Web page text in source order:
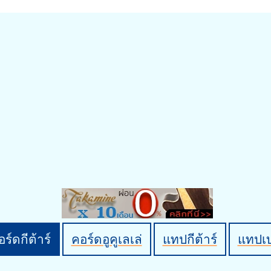
ร์ดกีต้าร์ คอร์ดอูคูเลเล่ แทปกีต้าร์ แทปเ